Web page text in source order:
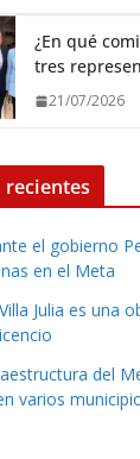
¿En qué
tres
21/07/2026
recientes
el gobierno
en el Meta
Julia es una
del
varios